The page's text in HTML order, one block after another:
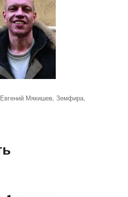
Метки
Евгений Мякишев,Земфира,